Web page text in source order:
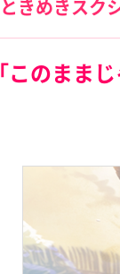
ときめきスク
「このまま